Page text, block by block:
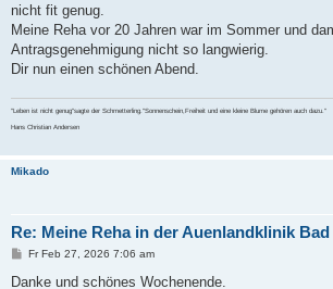
nicht fit genug.
Meine Reha vor 20 Jahren war im Sommer und
Antragsgenehmigung nicht so langwierig.
Dir nun einen schönen Abend.
"Leben ist nicht genug"sagte der Schmetterling."Sonnenschein,Freiheit und eine kleine Blume gehören auch dazu."
Hans Christian Andersen
Mikado
Re: Meine Reha in der Auenlandklinik
B
i
Fr Feb 27, 2026 7:06 am
Danke und schönes Wochenende.